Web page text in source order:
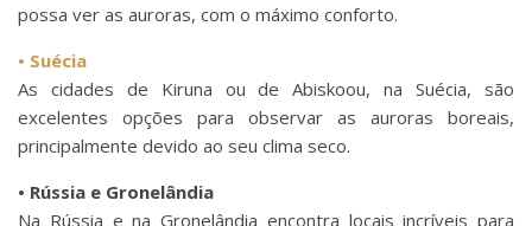
possa ver as auroras, com o máximo conforto.
• Suécia
As cidades de Kiruna ou de Abiskoou, na Suécia, são
excelentes opções para observar as auroras boreais,
principalmente devido ao seu clima seco.
• Rússia e Gronelândia
Na Rússia e na Gronelândia encontra locais incríveis para